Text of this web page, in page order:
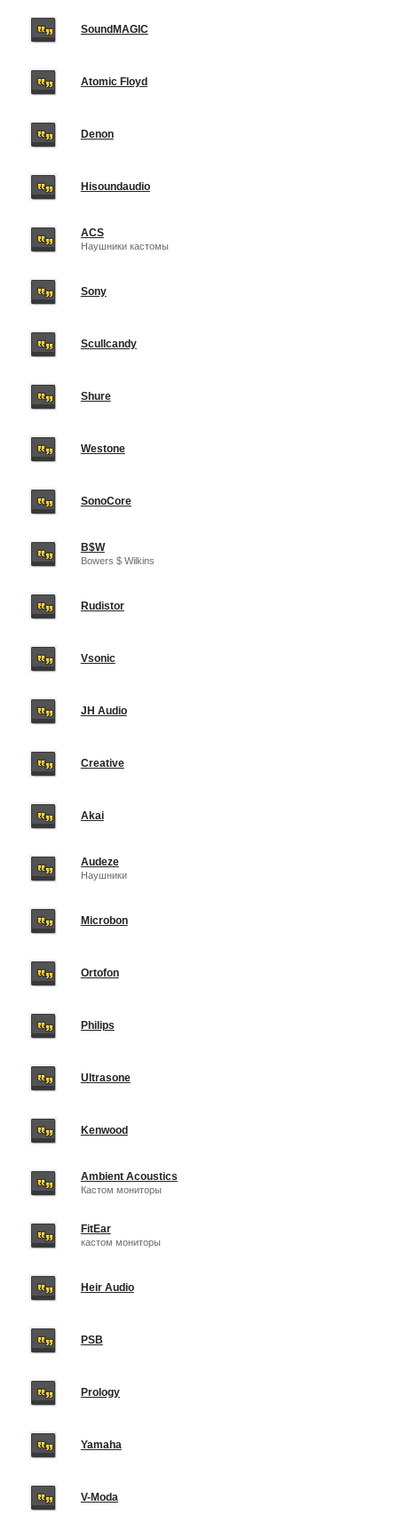
SoundMAGIC
Atomic Floyd
Denon
Hisoundaudio
ACS
Наушники кастомы
Sony
Scullcandy
Shure
Westone
SonoCore
B$W
Bowers $ Wilkins
Rudistor
Vsonic
JH Audio
Creative
Akai
Audeze
Наушники
Microbon
Ortofon
Philips
Ultrasone
Kenwood
Ambient Acoustics
Кастом мониторы
FitEar
кастом мониторы
Heir Audio
PSB
Prology
Yamaha
V-Moda